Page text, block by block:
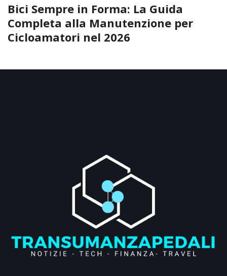
Bici Sempre in Forma: La Guida
Completa alla Manutenzione per
Cicloamatori nel 2026